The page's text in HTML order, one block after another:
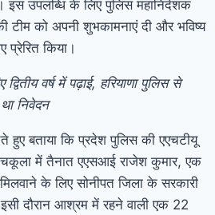
उपलब्धि के लिए पुलिस महानिदेशक
को अपनी शुभकामनाएं दी और भविष्य
प्रेरित किया।
वर्ष में पढ़ाई, हरियाणा पुलिस से
निवेदन
हुए बताया कि प्रदेश पुलिस की एएचटीयू
में तैनात एएसआई राजेश कुमार, एक
के लिए सोनीपत जिला के सरकारी
दौरान आश्रम में रहने वाली एक 22